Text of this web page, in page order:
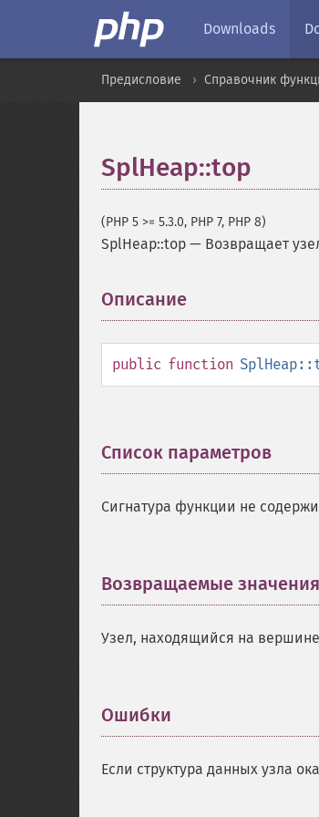
Downloads
Предисловие Справочник
SplHeap::top
(PHP 5 >= 5.3.0, PHP 7, PHP 8)
SplHeap::top — Возвращает
Описание
public function
Список параметров
Сигнатура функции не
Возвращаемые значения
Узел, находящийся на
Ошибки
Если структура данных узла